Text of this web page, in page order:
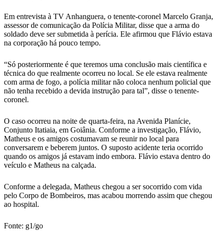
Em entrevista à TV Anhanguera, o tenente-coronel Marcelo Granja,
assessor de comunicação da Polícia Militar, disse que a arma do
soldado deve ser submetida à perícia. Ele afirmou que Flávio estava
na corporação há pouco tempo.
“Só posteriormente é que teremos uma conclusão mais científica e
técnica do que realmente ocorreu no local. Se ele estava realmente
com arma de fogo, a polícia militar não coloca nenhum policial que
não tenha recebido a devida instrução para tal”, disse o tenente-
coronel.
O caso ocorreu na noite de quarta-feira, na Avenida Planície,
Conjunto Itatiaia, em Goiânia. Conforme a investigação, Flávio,
Matheus e os amigos costumavam se reunir no local para
conversarem e beberem juntos. O suposto acidente teria ocorrido
quando os amigos já estavam indo embora. Flávio estava dentro do
veículo e Matheus na calçada.
Conforme a delegada, Matheus chegou a ser socorrido com vida
pelo Corpo de Bombeiros, mas acabou morrendo assim que chegou
ao hospital.
Fonte: g1/go